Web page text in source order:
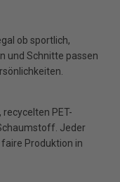
ob sportlich,
und Schnitte passen
PET-
Jeder
Produktion in